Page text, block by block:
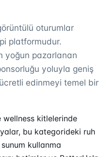
oturumlar
platformudur.
yoğun pazarlanan
yoluyla geniş
edinmeyi temel bir
wellness kitlelerinde
bu kategorideki ruh
sunum kullanma